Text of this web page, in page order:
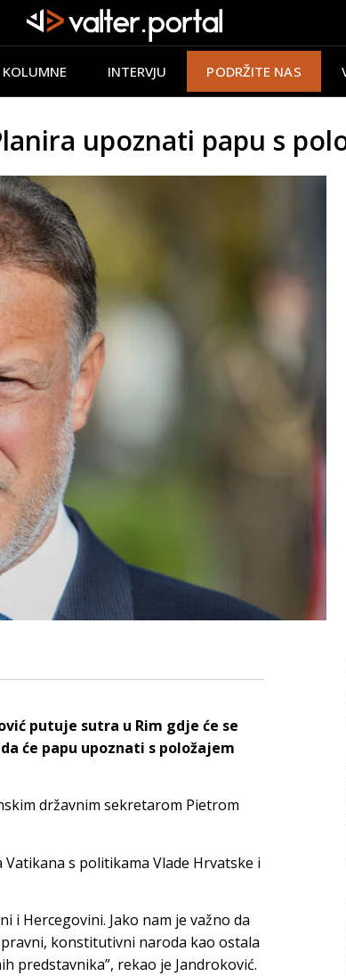
KOLUMNE INTERVJU PODRŽITE NAS
upoznati papu s
putuje sutra u Rim gdje će se
će papu upoznati s položajem
državnim sekretarom Pietrom
s politikama Vlade Hrvatske i
i Hercegovini. Jako nam je važno da
konstitutivni naroda kao ostala
predstavnika”, rekao je Jandroković.